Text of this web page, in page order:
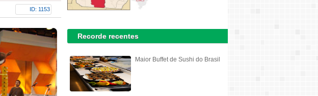
ID: 1153
Recorde recentes
Maior Buffet de Sushi do Brasil